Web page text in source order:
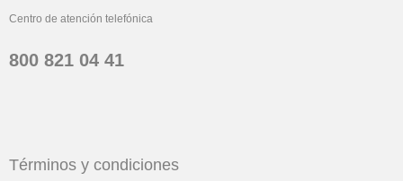
Centro de atención telefónica
800 821 04 41
Términos y condiciones